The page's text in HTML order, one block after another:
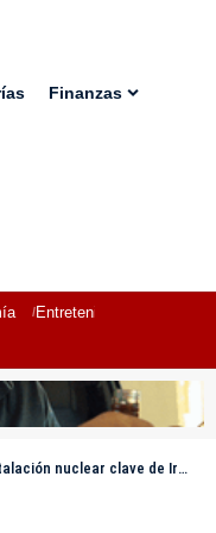
Finanzas
Entretenimiento
nuclear clave de Irán?